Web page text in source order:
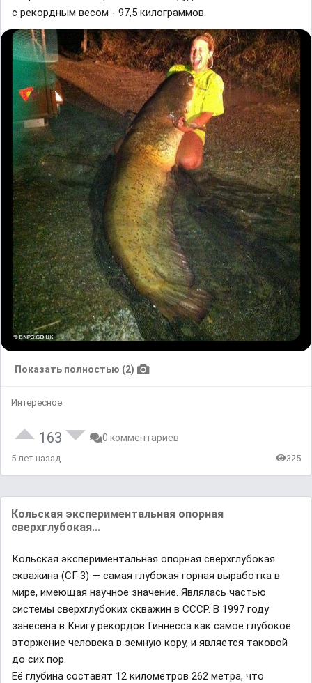
с рекордным весом - 97,5 килограммов.
Показать полностью (2)
Интересное
163 0 комментариев
5 лет назад 325
Кольская экспериментальная опорная
сверхглубокая...
Кольская экспериментальная опорная сверхглубокая
скважина (СГ-3) — самая глубокая горная выработка в
мире, имеющая научное значение. Являлась частью
системы сверхглубоких скважин в СССР. В 1997 году
занесена в Книгу рекордов Гиннесса как самое глубокое
вторжение человека в земную кору, и является таковой
до сих пор.
Её глубина составят 12 километров 262 метра, что